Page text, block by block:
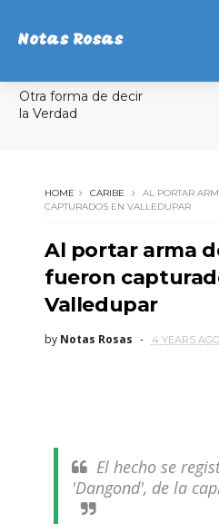
Notas Rosas
Otra forma de decir
la Verdad
HOME CARIBE
AL PORTAR
CAPTURADOS EN VALLEDUPAR
Al portar arma
fueron
Valledupar
by Notas Rosas 4 YEARS AGO
El hecho se
'Dangond', de la